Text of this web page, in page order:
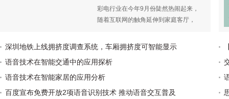
彩电行业在今年9月份陡然热闹起来，
随着互联网的触角延伸到家庭客厅，
屏）的争夺战已经白热化。这场“战
以服务和资源整合见长的互联网企
业，二是手中握有网络资源的电信运
深圳地铁上线拥挤度调查系统，车厢拥挤度可智能显示
语音技术在智能交通中的应用探析
语音技术在智能家居的应用分析
百度宣布免费开放2项语音识别技术 推动语音交互普及